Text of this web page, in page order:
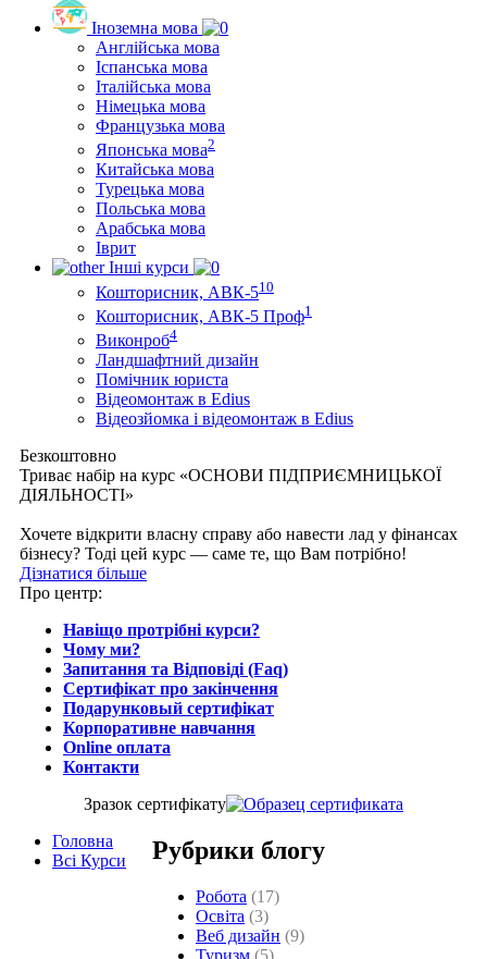
Іноземна мова
Англійська мова
Іспанська мова
Італійська мова
Німецька мова
Французька мова
Японська мова2
Китайська мова
Турецька мова
Польська мова
Арабська мова
Іврит
Інші курси
Кошторисник, АВК-510
Кошторисник, АВК-5 Проф1
Виконроб4
Ландшафтний дизайн
Помічник юриста
Відеомонтаж в Edius
Відеозйомка і відеомонтаж в Edius
Безкоштовно
Триває набір на курс «ОСНОВИ ПІДПРИЄМНИЦЬКОЇ
ДІЯЛЬНОСТІ»
Хочете відкрити власну справу або навести лад у фінансах
бізнесу? Тоді цей курс — саме те, що Вам потрібно!
Дізнатися більше
Про центр:
Навіщо протрібні курси?
Чому ми?
Запитання та Відповіді (Faq)
Сертифікат про закінчення
Подарунковый сертифікат
Корпоративне навчання
Online оплата
Контакти
Зразок сертифiкату
Рубрики блогу
Робота (17)
Освіта (3)
Веб дизайн (9)
Головна
Всі Курси